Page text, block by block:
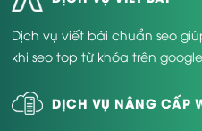
Dịch vụ viết bài chuẩn seo
khi seo top từ khóa trên google
DỊCH VỤ NÂNG CẤP